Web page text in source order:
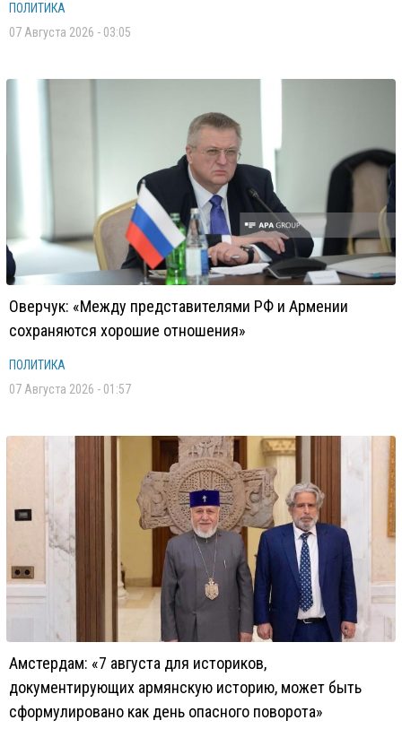
ПОЛИТИКА
07 Августа 2026 - 03:05
Оверчук: «Между представителями РФ и Армении
сохраняются хорошие отношения»
ПОЛИТИКА
07 Августа 2026 - 01:57
Амстердам: «7 августа для историков,
документирующих армянскую историю, может быть
сформулировано как день опасного поворота»